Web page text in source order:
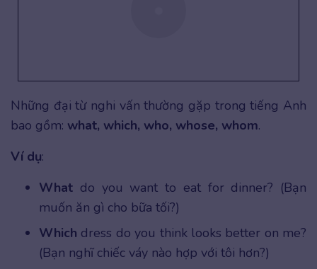
Những đại từ nghi vấn thường gặp trong tiếng Anh
bao gồm: what, which, who, whose, whom.
Ví dụ:
What do you want to eat for dinner? (Bạn
muốn ăn gì cho bữa tối?)
Which dress do you think looks better on me?
(Bạn nghĩ chiếc váy nào hợp với tôi hơn?)